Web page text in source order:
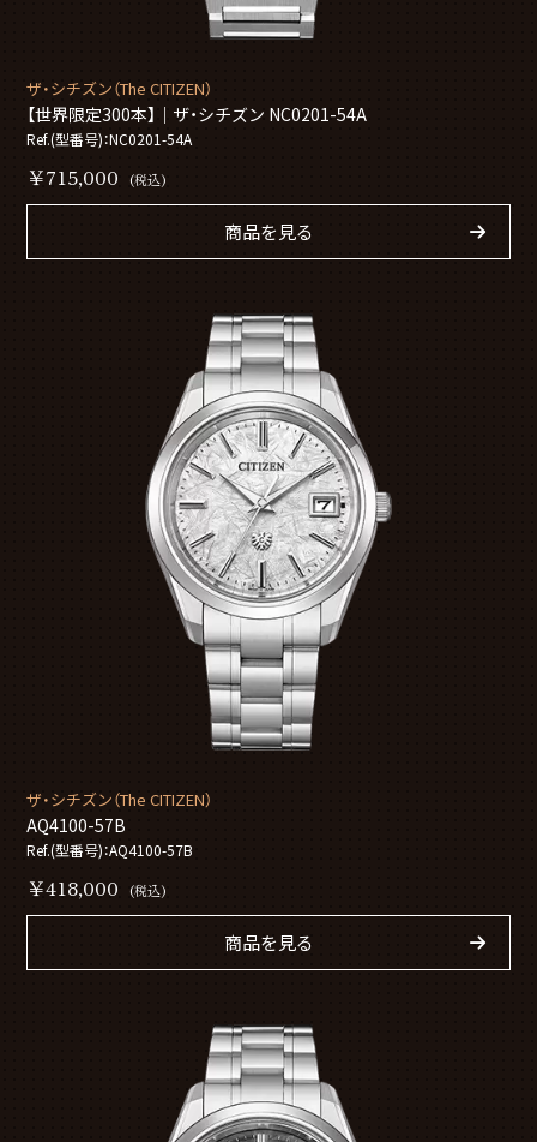
ザ・シチズン（The CITIZEN）
【世界限定300本】｜ザ・シチズン NC0201-54A
Ref.(型番号)：NC0201-54A
￥715,000 (税込)
商品を見る
ザ・シチズン（The CITIZEN）
AQ4100-57B
Ref.(型番号)：AQ4100-57B
￥418,000 (税込)
商品を見る